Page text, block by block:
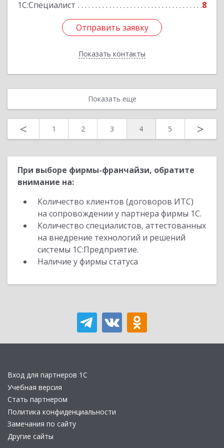
1С:Специалист
8
Отправить заявку
Показать контакты
Отправить заявку
Назад
Показать еще
< 1 2 3 4 5 >
При выборе фирмы-франчайзи, обратите
внимание на:
Количество клиентов (договоров ИТС)
на сопровождении у партнера фирмы 1С.
Количество специалистов, аттестованных
на внедрение технологий и решений
системы 1С:Предприятие.
Наличие у фирмы статуса
Вход для партнеров 1С
Учебная версия
Стать партнером
Политика конфиденциальности
Замечания по сайту
Другие сайты